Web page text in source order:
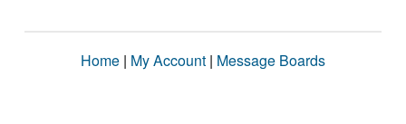
Home | My Account | Message Boards